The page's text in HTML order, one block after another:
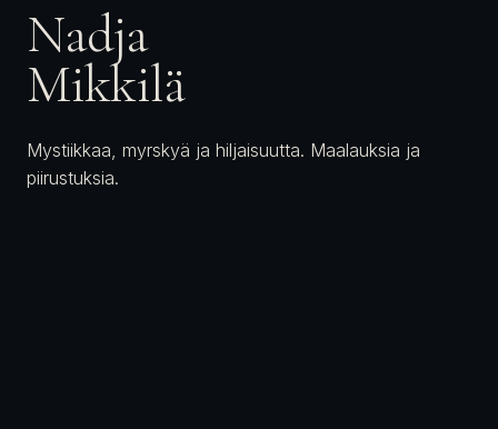
Nadja
Mikkilä
Mystiikkaa, myrskyä ja hiljaisuutta. Maalauksia ja
piirustuksia.